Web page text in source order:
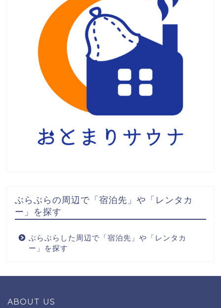
ぶらぶらの周辺で「宿泊先」や「レンタカ
ー」を探す
ぶらぶらした周辺で「宿泊先」や「レンタカ
ー」を探す
ABOUT US